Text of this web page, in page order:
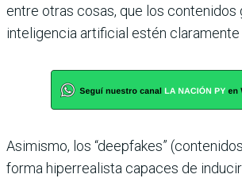
entre otras cosas, que los contenidos
inteligencia artificial estén claramente
Asimismo, los “deepfakes”
forma hiperrealista capaces de